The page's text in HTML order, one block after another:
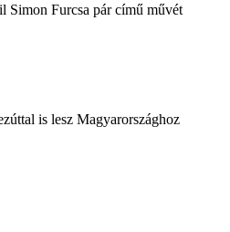
Simon Furcsa pár című művét
is lesz Magyarországhoz